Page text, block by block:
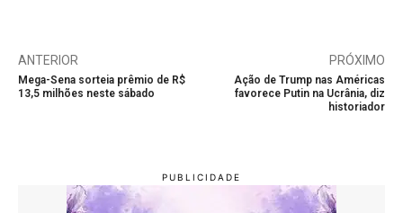
ANTERIOR
Mega-Sena sorteia prêmio de R$
13,5 milhões neste sábado
PRÓXIMO
Ação de Trump nas Américas
favorece Putin na Ucrânia, diz
historiador